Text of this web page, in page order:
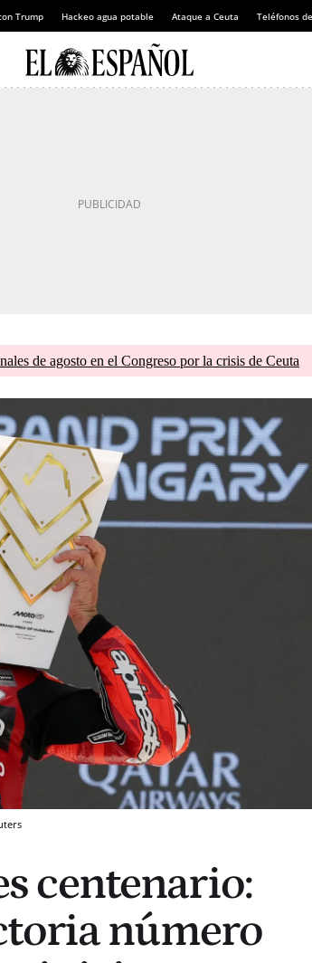
Trump Hackeo agua potable Ataque a Ceuta Teléfonos
de agosto en el Congreso por la crisis de Ceuta
centenario:
número